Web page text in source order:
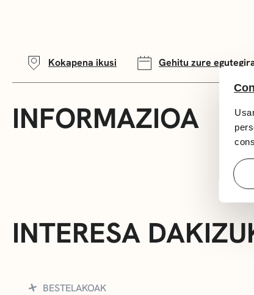
Kokapena ikusi Gehitu zure
INFORMAZIOA
INTERESA
BESTELAKOAK